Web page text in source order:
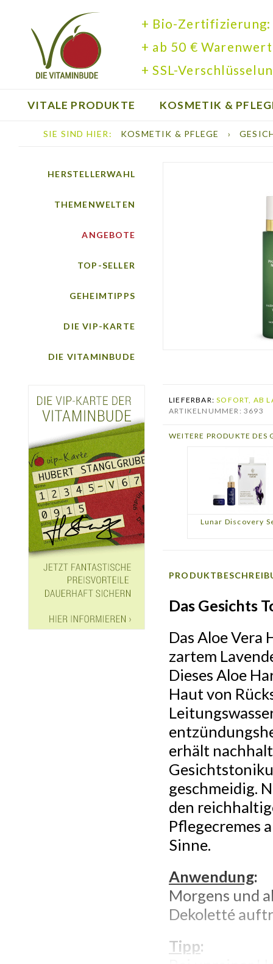
+ Bio-Zertifizierung:
+ ab 50 €
+ SSL-
VITALE PRODUKTE KOSMETIK &
BÜCHER
SIE SIND HIER: KOSMETIK & PFLEGE ›
HERSTELLERWAHL
THEMENWELTEN
ANGEBOTE
TOP-SELLER
GEHEIMTIPPS
DIE VIP-KARTE
DIE VITAMINBUDE
LIEFERBAR:SOFORT, AB
ARTIKELNUMMER: 3693
WEITERE PRODUKTE DES
Lunar Discovery
Das Gesichts
Das Aloe Vera
zartem
Dieses Aloe
Haut von
erhält
geschmeidig.
den
Pflegecremes
Sinne.
Anwendung:
Morgens und
Dekoletté
Tipp: